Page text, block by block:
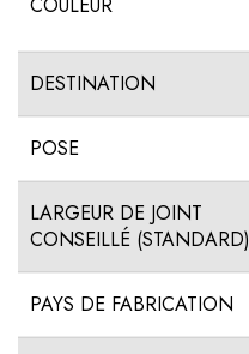
DESTINATION
POSE
LARGEUR DE JOINT
CONSEILLÉ (STANDARD)
PAYS DE FABRICATION